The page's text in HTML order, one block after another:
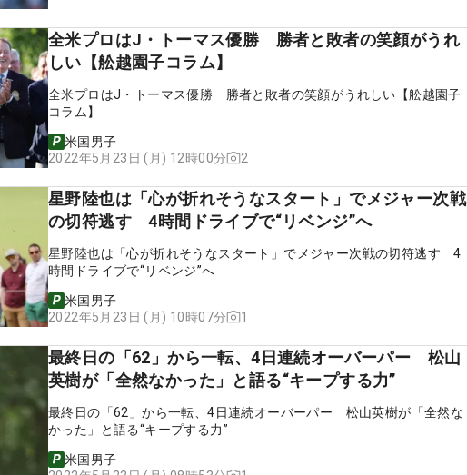
全米プロはJ・トーマス優勝 勝者と敗者の笑顔がうれ
しい【舩越園子コラム】
全米プロはJ・トーマス優勝 勝者と敗者の笑顔がうれしい【舩越園子
コラム】
米国男子
2022年5月23日 (月) 12時00分
2
星野陸也は「心が折れそうなスタート」でメジャー次戦
の切符逃す 4時間ドライブで“リベンジ”へ
星野陸也は「心が折れそうなスタート」でメジャー次戦の切符逃す 4
時間ドライブで“リベンジ”へ
米国男子
2022年5月23日 (月) 10時07分
1
最終日の「62」から一転、4日連続オーバーパー 松山
英樹が「全然なかった」と語る“キープする力”
最終日の「62」から一転、4日連続オーバーパー 松山英樹が「全然な
かった」と語る“キープする力”
米国男子